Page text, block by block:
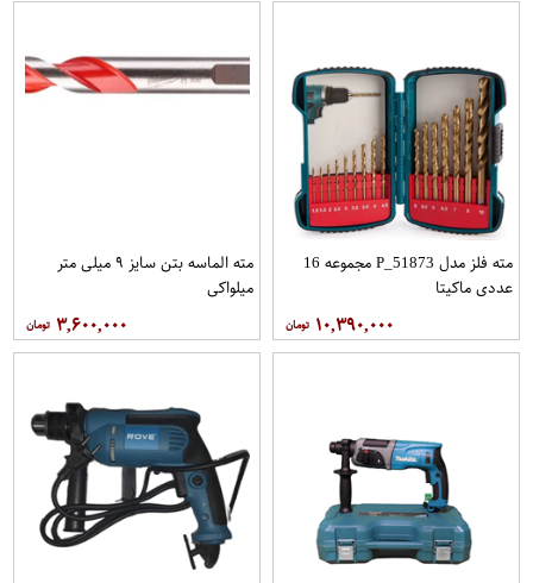
مته فلز مدل P_51873 مجموعه 16
عددی ماکیتا
۱۰,۳۹۰,۰۰۰
مته الماسه بتن سایز ۹ میلی متر
میلواکی
۳,۶۰۰,۰۰۰